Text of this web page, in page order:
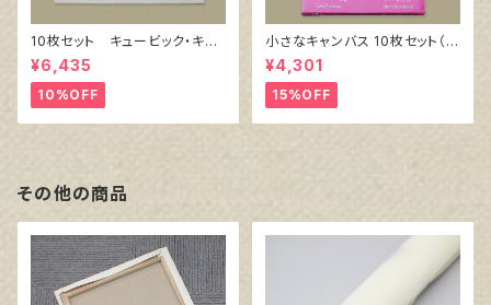
10枚セット キュービック・キャ
ンバス白（縦150㎜×横150㎜×
厚38㎜）
¥6,435
10%OFF
小さなキャンバス 10枚セット（ホ
ワイト塗りキャンバス張り）
¥4,301
15%OFF
その他の商品